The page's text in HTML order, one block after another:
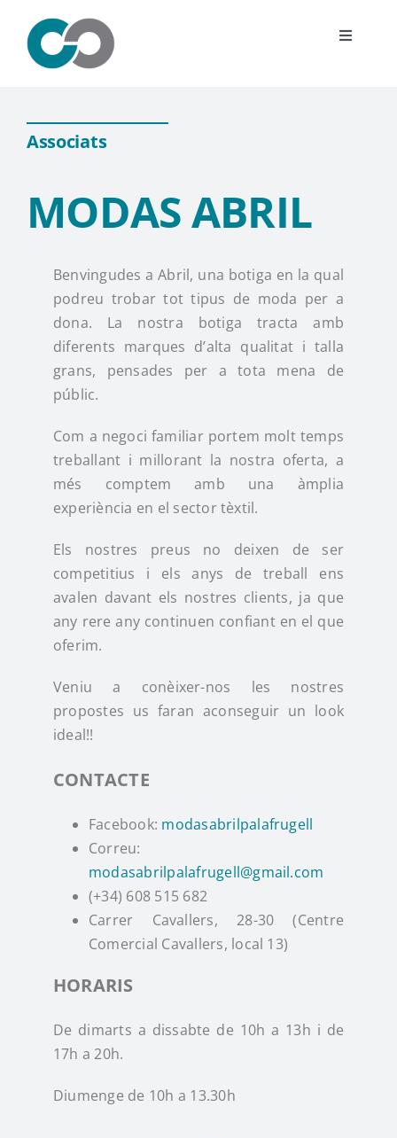
contenido
Toggle
Esdeveniments
Associats
Uneix-te
Contacte
Instagram
TikTok
Youtube
Associats
MODAS ABRIL
Benvingudes a Abril, una botiga en la qual
podreu trobar tot tipus de moda per a
dona. La nostra botiga tracta amb
diferents marques d’alta qualitat i talla
grans, pensades per a tota mena de
públic.
Com a negoci familiar portem molt temps
treballant i millorant la nostra oferta, a
més comptem amb una àmplia
experiència en el sector tèxtil.
Els nostres preus no deixen de ser
competitius i els anys de treball ens
avalen davant els nostres clients, ja que
any rere any continuen confiant en el que
oferim.
Veniu a conèixer-nos les nostres
propostes us faran aconseguir un look
ideal!!
CONTACTE
Facebook: modasabrilpalafrugell
Correu:
modasabrilpalafrugell@gmail.com
(+34) 608 515 682
Carrer Cavallers, 28-30 (Centre
Comercial Cavallers, local 13)
HORARIS
De dimarts a dissabte de 10h a 13h i de
17h a 20h.
Diumenge de 10h a 13.30h